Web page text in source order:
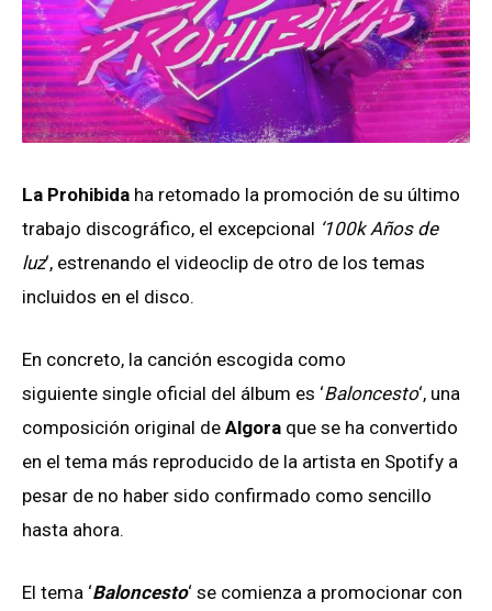
La Prohibida ha retomado la promoción de su último
trabajo discográfico, el excepcional ‘100k Años de
luz‘, estrenando el videoclip de otro de los temas
incluidos en el disco.
En concreto, la canción escogida como
siguiente single oficial del álbum es ‘Baloncesto‘, una
composición original de Algora que se ha convertido
en el tema más reproducido de la artista en Spotify a
pesar de no haber sido confirmado como sencillo
hasta ahora.
El tema ‘Baloncesto‘ se comienza a promocionar con